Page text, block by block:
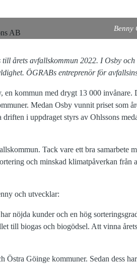
Benny
årets avfallskommun 2022. I Osby
ÖGRABs entreprenör för
en kommun med drygt 13 000
Medan Osby vunnit priset som
i uppdraget styrs av Ohlssons
Tack vare ett bra samarbete
och minskad klimatpåverkan från
och utvecklar:
nöjda kunder och en hög
till biogas och biogödsel. Att vinna
Göinge kommuner. Sedan dess